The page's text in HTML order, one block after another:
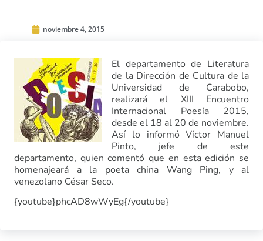
noviembre 4, 2015
El departamento de Literatura
de la Dirección de Cultura de la
Universidad de Carabobo,
realizará el XIII Encuentro
Internacional Poesía 2015,
desde el 18 al 20 de noviembre.
Así lo informó Víctor Manuel
Pinto, jefe de este
departamento, quien comentó que en esta edición se
homenajeará a la poeta china Wang Ping, y al
venezolano César Seco.
{youtube}phcAD8wWyEg{/youtube}